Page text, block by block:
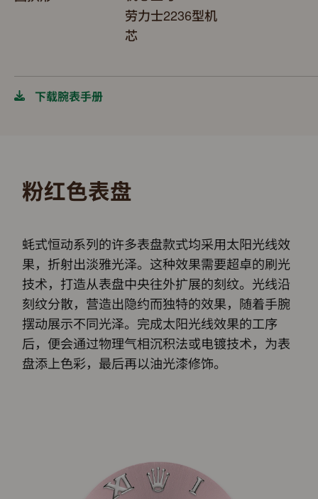
劳力士2236型机
芯
下载腕表手册
粉红色表盘
蚝式恒动系列的许多表盘款式均采用太阳光线效
果，折射出淡雅光泽。这种效果需要超卓的刷光
技术，打造从表盘中央往外扩展的刻纹。光线沿
刻纹分散，营造出隐约而独特的效果，随着手腕
摆动展示不同光泽。完成太阳光线效果的工序
后，便会通过物理气相沉积法或电镀技术，为表
盘添上色彩，最后再以油光漆修饰。